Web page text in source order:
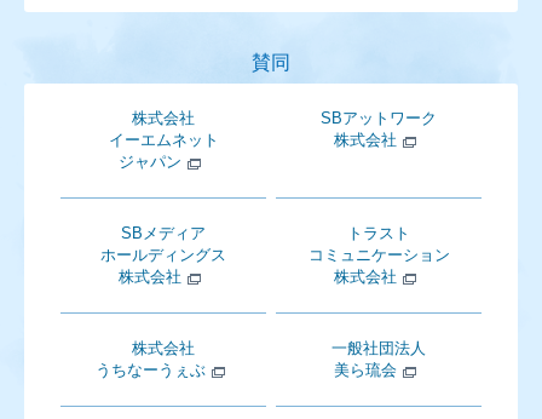
賛同
株式会社
イーエムネット
ジャパン
SBアットワーク
株式会社
SBメディア
ホールディングス
株式会社
トラスト
コミュニケーション
株式会社
株式会社
うちなーうぇぶ
一般社団法人
美ら琉会